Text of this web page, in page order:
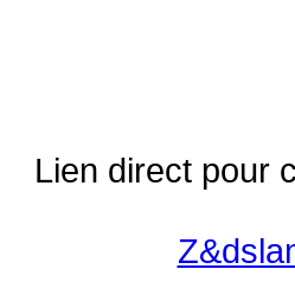
Lien direct pour